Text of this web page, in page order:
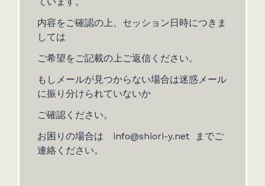
内容をご確認の上、セッション日時につきま
しては
ご希望をご記載の上ご返信ください。
もしメールが見つからない場合は迷惑メール
に振り分けられていないか
ご確認ください。
お困りの場合は info@shiori-y.net までご
連絡ください。